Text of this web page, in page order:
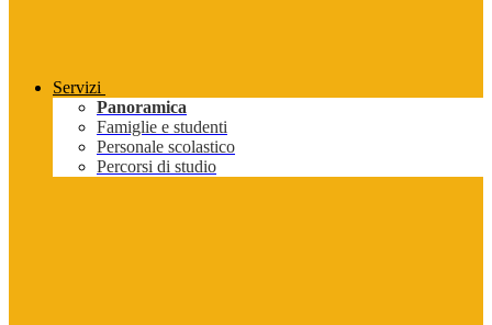
Servizi
Panoramica
Famiglie e studenti
Personale scolastico
Percorsi di studio